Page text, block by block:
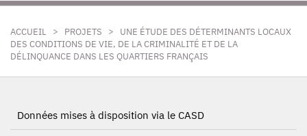
ACCUEIL > PROJETS >
UNE ÉTUDE DES DÉTERMINANTS LOCAUX
DES CONDITIONS DE VIE, DE LA CRIMINALITÉ ET DE LA
DÉLINQUANCE DANS LES QUARTIERS FRANÇAIS
Données mises à disposition via le CASD